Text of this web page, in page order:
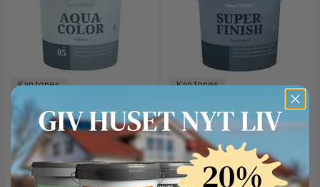
2,7 liter
DecoFarver
DecoTREND Aqua Color
Vådrumsmaling
F.eks. 2,7 Liter
DecoFarver
DecoTREND Superfinish 05
Mat
F.eks. 2,7 Liter
Button Text